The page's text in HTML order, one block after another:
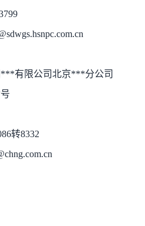
有限公司北京***分公司
转8332